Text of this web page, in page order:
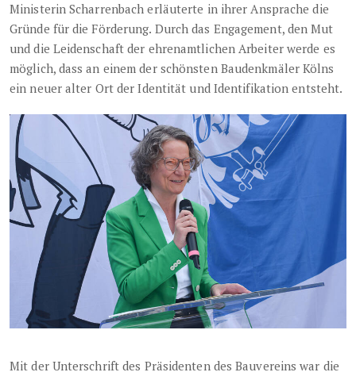
Ministerin Scharrenbach erläuterte in ihrer Ansprache die
Gründe für die Förderung. Durch das Engagement, den Mut
und die Leidenschaft der ehrenamtlichen Arbeiter werde es
möglich, dass an einem der schönsten Baudenkmäler Kölns
ein neuer alter Ort der Identität und Identifikation entsteht.
Mit der Unterschrift des Präsidenten des Bauvereins war die